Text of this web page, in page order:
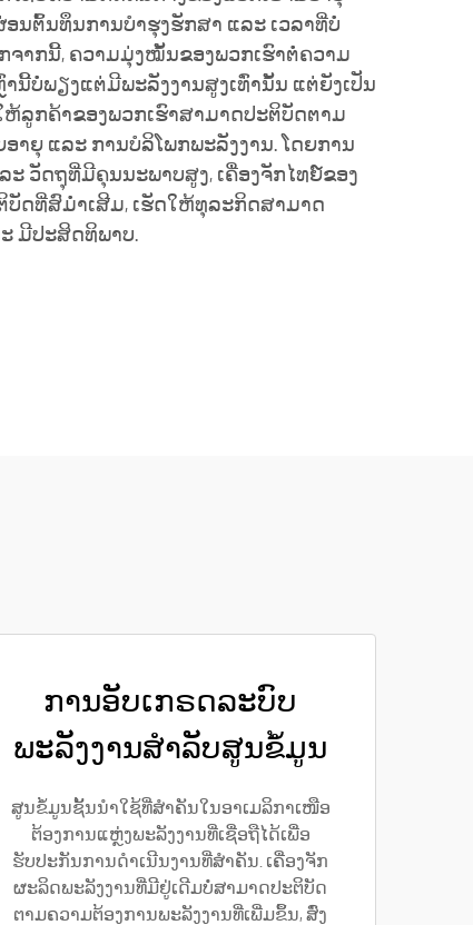
ນຕົ້ນທຶນການບໍາຮຸງຮັກສາ ແລະ ເວລາທີ່ບໍ່
ຈາກນີ້, ຄວາມມຸ່ງໝັ້ນຂອງພວກເຮົາຕໍ່ຄວາມ
ນີ້ບໍ່ພຽງແຕ່ມີພະລັງງານສູງເທົ່ານັ້ນ ແຕ່ຍັງເປັນ
ລູກຄ້າຂອງພວກເຮົາສາມາດປະຕິບັດຕາມ
າຍຸ ແລະ ການບໍລິໂພກພະລັງງານ. ໂດຍການ
ວັດຖຸທີ່ມີຄຸນນະພາບສູງ, ເຄື່ອງຈັກໄທຍ໌ຂອງ
ດທີ່ສົມ່ຳເສີມ, ເຮັດໃຫ້ທຸລະກິດສາມາດ
ມີປະສິດທິພາບ.
ການອັບເກຣດລະບົບ
ພະລັງງານສຳລັບສູນຂໍ້ມູນ
ສູນຂໍ້ມູນຊັ້ນນຳໃຊ້ທີ່ສຳຄັນໃນອາເມລິກາເໜືອ
ຕ້ອງການແຫຼ່ງພະລັງງານທີ່ເຊື່ອຖືໄດ້ເພື່ອ
ຮັບປະກັນການດຳເນີນງານທີ່ສຳຄັນ. ເຄື່ອງຈັກ
ຜະລິດພະລັງງານທີ່ມີຢູ່ເດີມບໍ່ສາມາດປະຕິບັດ
ຕາມຄວາມຕ້ອງການພະລັງງານທີ່ເພີ່ມຂຶ້ນ, ສົ່ງ